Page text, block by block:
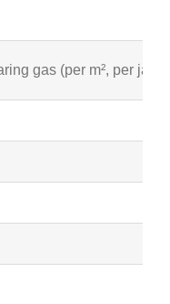
gas (per m², per jaar)